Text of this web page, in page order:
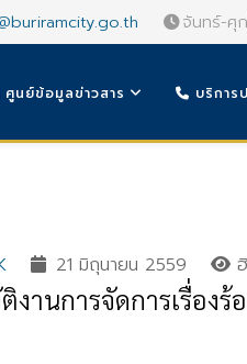
จันทร์-ศุ
ศูนย์ข้อมูลข่าวสาร บริการ
21 มิถุนายน 2559
านการจัดการเรื่องร้